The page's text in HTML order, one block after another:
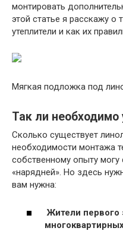
монтировать
этой статье я расскажу о
утеплители и как их
Мягкая подложка под
Так ли необходимо
Сколько существует
необходимости монтажа
собственному опыту
«нарядней». Но здесь
вам нужна:
Жители первого